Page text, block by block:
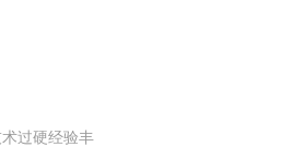
过硬经验丰